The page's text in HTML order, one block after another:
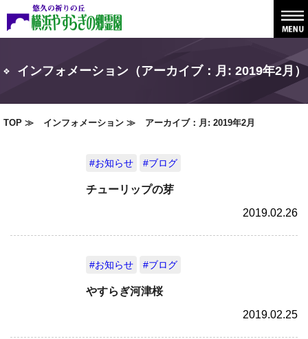
インフォメーション（アーカイブ：月: 2019年2月 ）
TOP インフォメーション アーカイブ：月: 2019年2月
#お知らせ #ブログ
チューリップの芽
2019.02.26
#お知らせ #ブログ
やすらぎ河津桜
2019.02.25